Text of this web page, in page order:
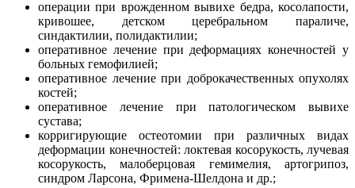
операции при врожденном вывихе бедра, косолапости,
кривошее, детском церебральном параличе,
синдактилии, полидактилии;
оперативное лечение при деформациях конечностей у
больных гемофилией;
оперативное лечение при доброкачественных опухолях
костей;
оперативное лечение при патологическом вывихе
сустава;
корригирующие остеотомии при различных видах
деформации конечностей: локтевая косорукость, лучевая
косорукость, малоберцовая гемимелия, артогрипоз,
синдром Ларсона, Фримена-Шелдона и др.;